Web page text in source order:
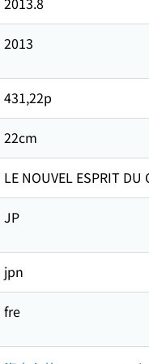
2013
431,22p
22cm
LE NOUVEL ESPRIT DU
JP
jpn
fre